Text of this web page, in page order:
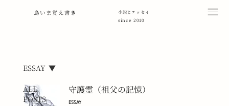
鳥いま覚え書き
小説とエッセイ
since 2010
ALL
POSTS
ESSAY
守護霊（祖父の記憶）
ESSAY